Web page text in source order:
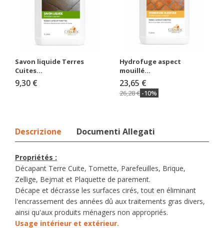
Savon liquide Terres
Cuites...
9,30 €
Hydrofuge aspect
mouillé...
26,28 € -10%
23,65 €
Descrizione Documenti Allegati
Propriétés :
Décapant Terre Cuite, Tomette, Parefeuilles, Brique,
Zellige, Bejmat et Plaquette de parement.
Décape et décrasse les surfaces cirés, tout en éliminant
l'encrassement des années dû aux traitements gras divers,
ainsi qu'aux produits ménagers non appropriés.
Usage intérieur et extérieur.